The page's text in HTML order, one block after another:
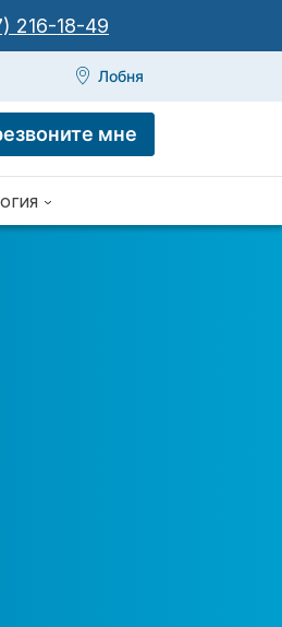
216-18-49
Лобня
мне